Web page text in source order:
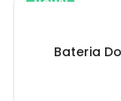
Certyfikaty
NOWY
Bateria Do